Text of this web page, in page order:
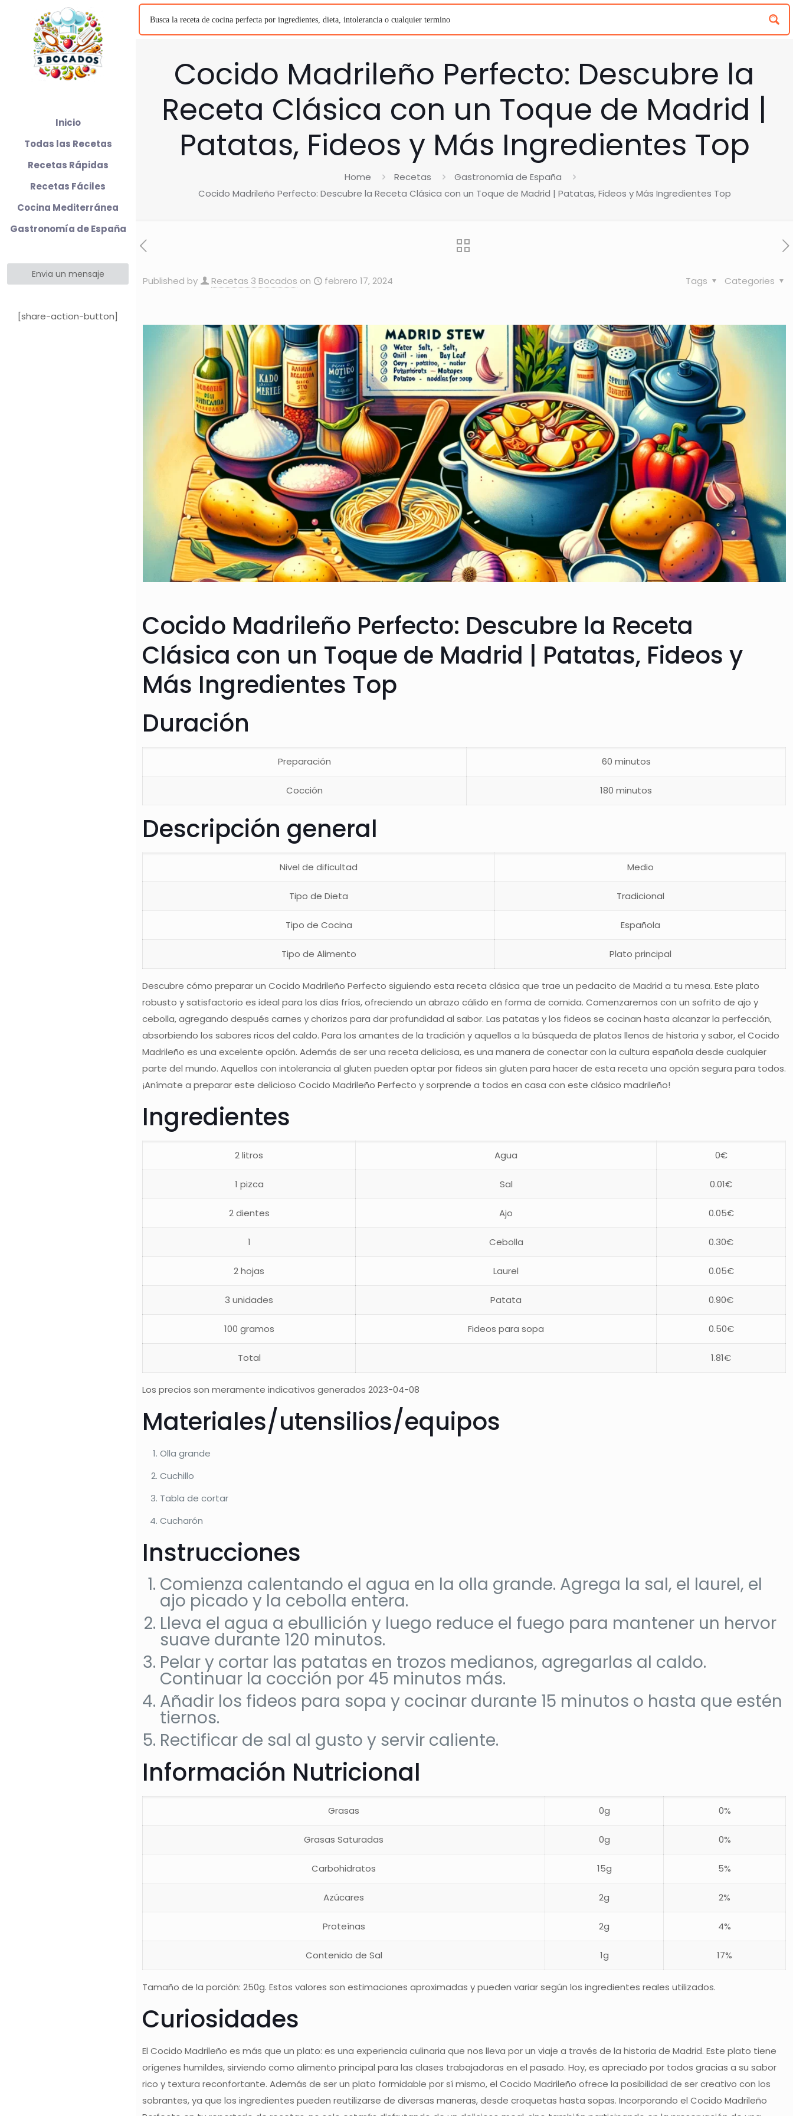
Cocido Madrileño Perfecto: Descubre la
Receta Clásica con un Toque de Madrid |
Patatas, Fideos y Más Ingredientes Top
Home Recetas
Gastronomía de España
Cocido Madrileño Perfecto: Descubre la Receta Clásica con un Toque de Madrid | Patatas, Fideos y Más Ingredientes Top
Published by Recetas 3 Bocados on febrero 17, 2024 Categories
Tags
Cocido Madrileño Perfecto: Descubre la Receta
Clásica con un Toque de Madrid | Patatas, Fideos y
Más Ingredientes Top
Duración
Preparación 60 minutos
Cocción 180 minutos
Descripción general
Nivel de dificultad Medio
Tipo de Dieta Tradicional
Tipo de Cocina Española
Tipo de Alimento Plato principal
Descubre cómo preparar un Cocido Madrileño Perfecto siguiendo esta receta clásica que trae un pedacito de Madrid a tu mesa. Este plato
robusto y satisfactorio es ideal para los días fríos, ofreciendo un abrazo cálido en forma de comida. Comenzaremos con un sofrito de ajo y
cebolla, agregando después carnes y chorizos para dar profundidad al sabor. Las patatas y los fideos se cocinan hasta alcanzar la perfección,
absorbiendo los sabores ricos del caldo. Para los amantes de la tradición y aquellos a la búsqueda de platos llenos de historia y sabor, el Cocido
Madrileño es una excelente opción. Además de ser una receta deliciosa, es una manera de conectar con la cultura española desde cualquier
parte del mundo. Aquellos con intolerancia al gluten pueden optar por fideos sin gluten para hacer de esta receta una opción segura para todos.
¡Anímate a preparar este delicioso Cocido Madrileño Perfecto y sorprende a todos en casa con este clásico madrileño!
Ingredientes
2 litros Agua 0€
1 pizca Sal 0.01€
2 dientes Ajo 0.05€
1 Cebolla 0.30€
2 hojas Laurel 0.05€
3 unidades Patata 0.90€
100 gramos Fideos para sopa 0.50€
Total 1.81€
Los precios son meramente indicativos generados 2023-04-08
Materiales/utensilios/equipos
Olla grande
Cuchillo
Tabla de cortar
Cucharón
Instrucciones
Comienza calentando el agua en la olla grande. Agrega la sal, el laurel, el
ajo picado y la cebolla entera.
Lleva el agua a ebullición y luego reduce el fuego para mantener un hervor
suave durante 120 minutos.
Pelar y cortar las patatas en trozos medianos, agregarlas al caldo.
Continuar la cocción por 45 minutos más.
Añadir los fideos para sopa y cocinar durante 15 minutos o hasta que estén
tiernos.
Rectificar de sal al gusto y servir caliente.
Información Nutricional
Grasas 0g 0%
Grasas Saturadas 0g 0%
Carbohidratos 15g 5%
Azúcares 2g 2%
Proteínas 2g 4%
Contenido de Sal 1g 17%
Tamaño de la porción: 250g. Estos valores son estimaciones aproximadas y pueden variar según los ingredientes reales utilizados.
Curiosidades
El Cocido Madrileño es más que un plato: es una experiencia culinaria que nos lleva por un viaje a través de la historia de Madrid. Este plato tiene
orígenes humildes, sirviendo como alimento principal para las clases trabajadoras en el pasado. Hoy, es apreciado por todos gracias a su sabor
rico y textura reconfortante. Además de ser un plato formidable por sí mismo, el Cocido Madrileño ofrece la posibilidad de ser creativo con los
sobrantes, ya que los ingredientes pueden reutilizarse de diversas maneras, desde croquetas hasta sopas. Incorporando el Cocido Madrileño
Inicio
Todas las Recetas
Recetas Rápidas
Recetas Fáciles
Cocina Mediterránea
Gastronomía de España
Envia un mensaje
[share-action-button]